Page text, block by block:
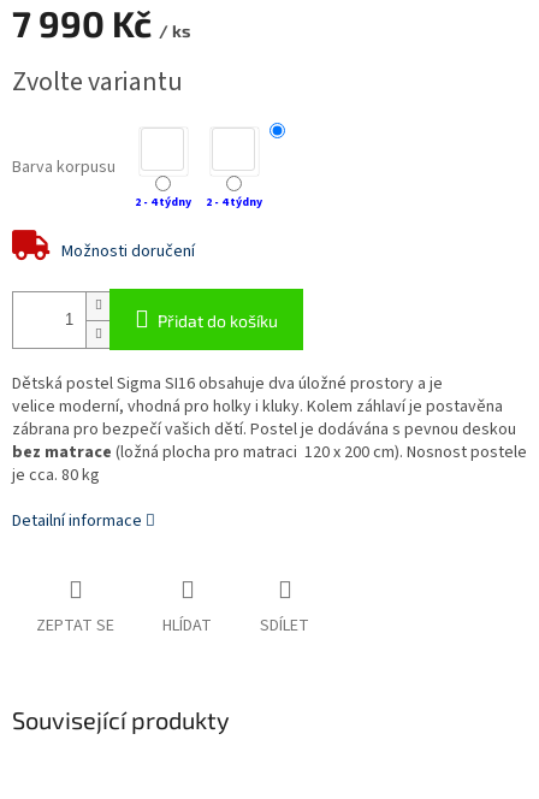
7 990 Kč / ks
cena:
Zvolte variantu
Barva korpusu
2 - 4 týdny 2 - 4 týdny
Možnosti doručení
Přidat do košíku
Dětská postel Sigma SI16 obsahuje dva úložné prostory a je
velice moderní, vhodná pro holky i kluky. Kolem záhlaví je postavěna
zábrana pro bezpečí vašich dětí. Postel je dodávána s pevnou deskou
bez matrace (ložná plocha pro matraci 120 x 200 cm). Nosnost postele
je cca. 80 kg
Detailní informace
ZEPTAT SE HLÍDAT SDÍLET
Související produkty